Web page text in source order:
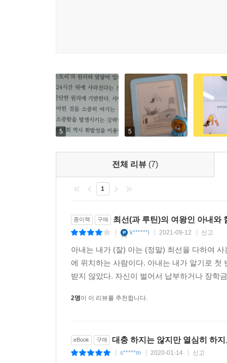
사랑은 은행 어플 같다. 은행 어플은 사용할 때마
“연장 버튼이 어딨지?” 다급하게 찾아 몇 분을 더
어서 연장 버튼을 찾아 눌러 대야 한다. 그래서 사
--- p.170
떤 돼지인지 아는 것 같았기 때문이다. 그는 내가
호 감찰 중인 새끼 돼지를 위해, 먼저 나의 신상
“걘… 혼자인데… 늘 그랬는데….” “그물과 함께 있
질문에 관하여
나는 이따금 설명하기 어려운 예감에 사로잡힌다
거란 예감. 그 사람으로 인해 내 인생의 시즌2가
나머지 주연들이 교체될 때가 있다. 주인공은 시
느낌.
5 5
전체 리뷰 (7)
1
종이책 구매 최선(과 루틴)의 여왕인 아내와
k******i 2021-09-12 신고
아내는 내가 (잘) 아는 (정말) 최선을 다하여
에 위치하는 사람이다. 아내는 내가 알기로
받지 않았다. 자신이 벌어서 납부하거나 장학
2명이 이 리뷰를 추천합니다.
eBook 구매 대충 하지는 않지만 열심히 하
s*****m 2020-01-14 신고